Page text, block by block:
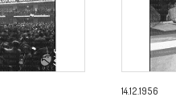
14.12.1956